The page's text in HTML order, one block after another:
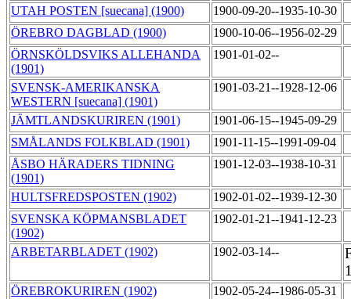
UTAH POSTEN [suecana] (1900)
1900-09-20--1935-10-30
ÖREBRO DAGBLAD (1900)
1900-10-06--1956-02-29
ÖRNSKÖLDSVIKS ALLEHANDA
(1901)
1901-01-02--
SVENSK-AMERIKANSKA
WESTERN [suecana] (1901)
1901-03-21--1928-12-06
JÄMTLANDSKURIREN (1901)
1901-06-15--1945-09-29
SMÅLANDS FOLKBLAD (1901)
1901-11-15--1991-09-04
ÅSBO HÄRADERS TIDNING
(1901)
1901-12-03--1938-10-31
HULTSFREDSPOSTEN (1902)
1902-01-02--1939-12-30
SVENSKA KÖPMANSBLADET
(1902)
1902-01-21--1941-12-23
ARBETARBLADET (1902) 1902-03-14--
ÖREBROKURIREN (1902)
1902-05-24--1986-05-31